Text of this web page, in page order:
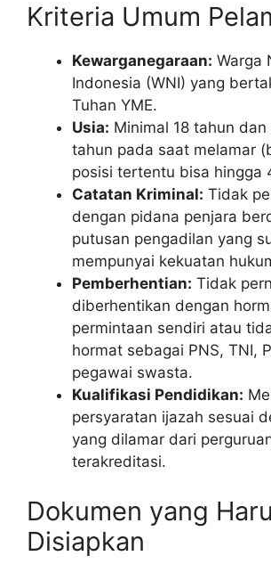
Kriteria Umum
Kewarganegaraan: Warga
Indonesia (WNI) yang
Tuhan YME.
Usia: Minimal 18 tahun
tahun pada saat melamar
posisi tertentu bisa hingga
Catatan Kriminal: Tidak
dengan pidana penjara
putusan pengadilan yang
mempunyai kekuatan
Pemberhentian: Tidak
diberhentikan dengan
permintaan sendiri atau
hormat sebagai PNS, TNI,
pegawai swasta.
Kualifikasi Pendidikan:
persyaratan ijazah sesuai
yang dilamar dari
terakreditasi.
Dokumen yang
Disiapkan